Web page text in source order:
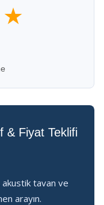
& Fiyat Teklifi
tavan ve
arayın.